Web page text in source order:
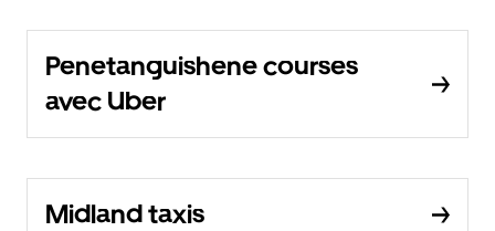
Penetanguishene courses
avec Uber
Midland taxis